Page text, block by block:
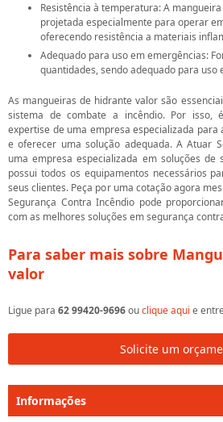
Resistência à temperatura: A mangueira de hidrante valor é
projetada especialmente para operar
oferecendo resistência a materiais
Adequado para uso em emergências: Fornece água em grandes
quantidades, sendo adequado para uso
As mangueiras de hidrante valor são
sistema de combate a incêndio. Por isso,
expertise de uma empresa especializada para
e oferecer uma solução adequada. A Atuar
uma empresa especializada em soluções de
possui todos os equipamentos necessários
seus clientes. Peça por uma cotação agora
Segurança Contra Incêndio pode
com as melhores soluções em segurança
Para saber mais sobre
valor
Ligue para 62 99420-9696ouclique aqui e
Solicite um
Informações